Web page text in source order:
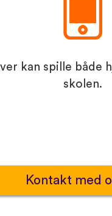
kan spille både
skolen.
Kontakt med